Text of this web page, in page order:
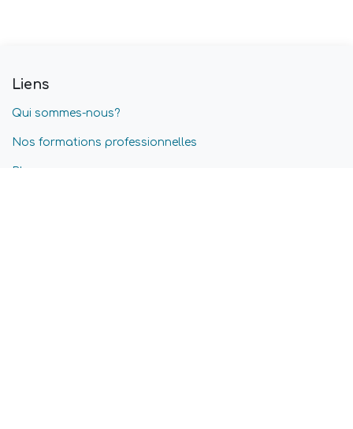
Liens
Qui sommes-nous?
Nos formations professionnelles
Blog